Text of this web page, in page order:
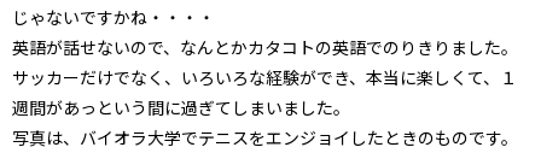
じゃないですかね・・・・
英語が話せないので、なんとかカタコトの英語でのりきりました。
サッカーだけでなく、いろいろな経験ができ、本当に楽しくて、１
週間があっという間に過ぎてしまいました。
写真は、バイオラ大学でテニスをエンジョイしたときのものです。